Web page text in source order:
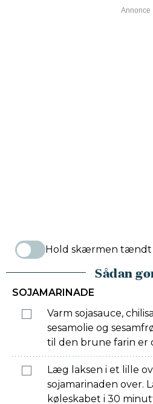
Hold skærmen tændt
Sådan
SOJAMARINADE
Varm sojasauce,
sesamolie og
til den brune farin er
Læg laksen i et lille
sojamarinaden over.
køleskabet i 30